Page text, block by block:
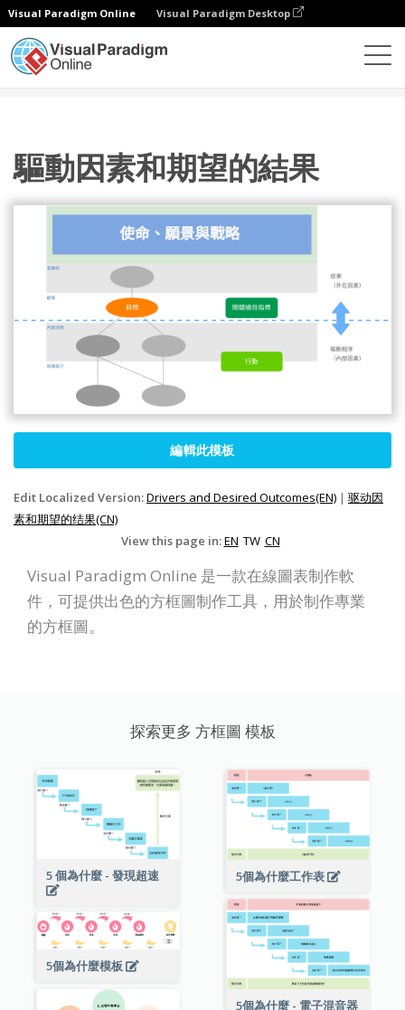
Visual Paradigm Online Visual Paradigm Desktop
驅動因素和期望的結果
編輯此模板
Edit Localized Version:Drivers and Desired Outcomes(EN) | 驱动因
素和期望的结果(CN)
View this page in:EN TW CN
Visual Paradigm Online 是一款在線圖表制作軟
件，可提供出色的方框圖制作工具，用於制作專業
的方框圖。
探索更多 方框圖 模板
5 個為什麼 - 發現超速 5個為什麼工作表
5個為什麼 - 電子混音器
5個為什麼模板